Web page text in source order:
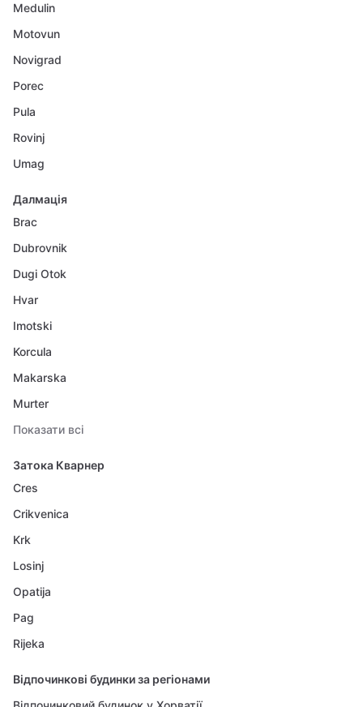
Medulin
Motovun
Novigrad
Porec
Pula
Rovinj
Umag
Далмація
Brac
Dubrovnik
Dugi Otok
Hvar
Imotski
Korcula
Makarska
Murter
Показати всі
Затока Кварнер
Cres
Crikvenica
Krk
Losinj
Opatija
Pag
Rijeka
Відпочинкові будинки за регіонами